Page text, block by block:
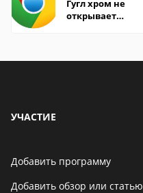
Гугл хром не
открывает
УЧАСТИЕ
Добавить программу
Добавить обзор или статью